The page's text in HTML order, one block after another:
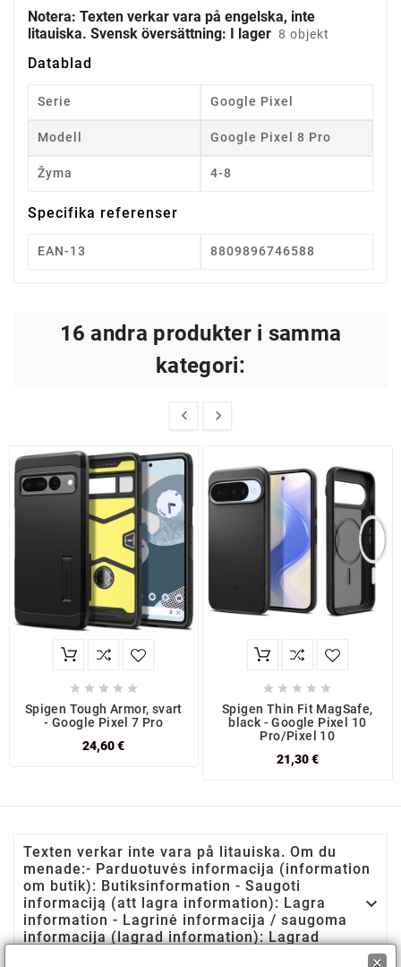
Notera: Texten verkar vara på engelska, inte
litauiska. Svensk översättning: I lager 8 objekt
Datablad
Serie Google Pixel
Modell Google Pixel 8 Pro
Žyma 4-8
Specifika referenser
EAN-13 8809896746588
16 andra produkter i samma
kategori:
 
    
Spigen Tough Armor, svart
- Google Pixel 7 Pro
24,60 €
    
Spigen Thin Fit MagSafe,
black - Google Pixel 10
Pro/Pixel 10
21,30 €
Texten verkar inte vara på litauiska. Om du
menade:- Parduotuvės informacija (information
om butik): Butiksinformation - Saugoti
informaciją (att lagra information): Lagra
information - Lagrinė informacija / saugoma
informacija (lagrad information): Lagrad

×